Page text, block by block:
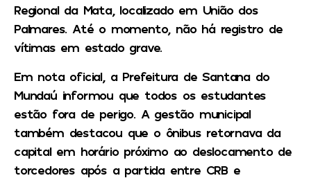
Regional da Mata, localizado em União dos
Palmares. Até o momento, não há registro de
vítimas em estado grave.
Em nota oficial, a Prefeitura de Santana do
Mundaú informou que todos os estudantes
estão fora de perigo. A gestão municipal
também destacou que o ônibus retornava da
capital em horário próximo ao deslocamento de
torcedores após a partida entre CRB e